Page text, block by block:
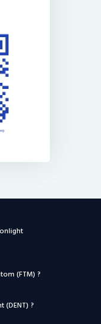
(FTM) ?
?